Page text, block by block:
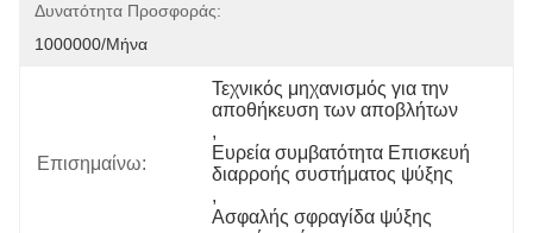
Δυνατότητα Προσφοράς:
1000000/μήνα
Επισημαίνω:
Τεχνικός μηχανισμός για την
αποθήκευση των αποβλήτων
,
Ευρεία συμβατότητα Επισκευή
διαρροής συστήματος ψύξης
,
Ασφαλής σφραγίδα ψύξης